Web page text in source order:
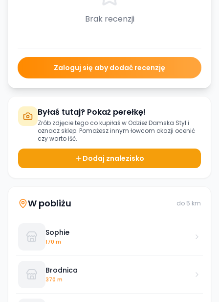
Brak recenzji
Zaloguj się aby dodać recenzję
Byłaś tutaj? Pokaż perełkę!
Zrób zdjęcie tego co kupiłaś w Odzież Damska Styl i
oznacz sklep. Pomożesz innym łowcom okazji ocenić
czy warto iść.
Dodaj znalezisko
W pobliżu do 5 km
Sophie
170 m
Brodnica
370 m